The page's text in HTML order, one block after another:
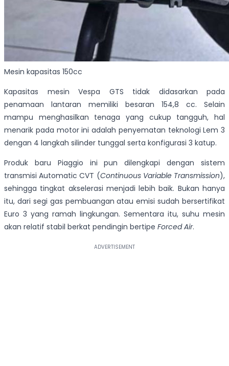
Mesin kapasitas 150cc
Kapasitas mesin Vespa GTS tidak didasarkan pada
penamaan lantaran memiliki besaran 154,8 cc. Selain
mampu menghasilkan tenaga yang cukup tangguh, hal
menarik pada motor ini adalah penyematan teknologi Lem 3
dengan 4 langkah silinder tunggal serta konfigurasi 3 katup.
Produk baru Piaggio ini pun dilengkapi dengan sistem
transmisi Automatic CVT (Continuous Variable Transmission),
sehingga tingkat akselerasi menjadi lebih baik. Bukan hanya
itu, dari segi gas pembuangan atau emisi sudah bersertifikat
Euro 3 yang ramah lingkungan. Sementara itu, suhu mesin
akan relatif stabil berkat pendingin bertipe Forced Air.